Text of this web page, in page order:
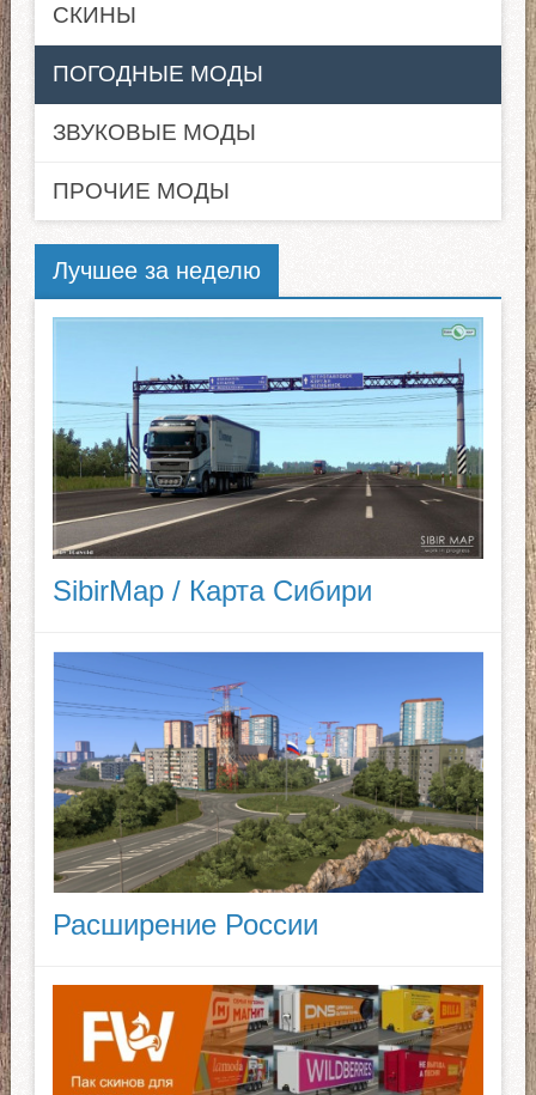
СКИНЫ
ПОГОДНЫЕ МОДЫ
ЗВУКОВЫЕ МОДЫ
ПРОЧИЕ МОДЫ
Лучшее за неделю
SibirMap / Карта Сибири
Расширение России